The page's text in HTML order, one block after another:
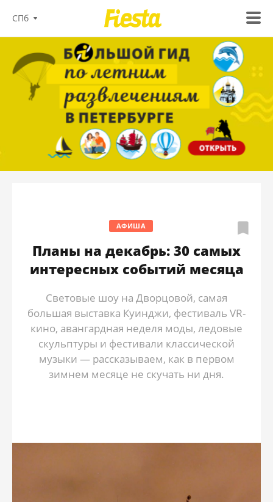
СПб
АФИША
Планы на декабрь: 30 самых
интересных событий месяца
Световые шоу на Дворцовой, самая
большая выставка Куинджи, фестиваль VR-
кино, авангардная неделя моды, ледовые
скульптуры и фестивали классической
музыки — рассказываем, как в первом
зимнем месяце не скучать ни дня.